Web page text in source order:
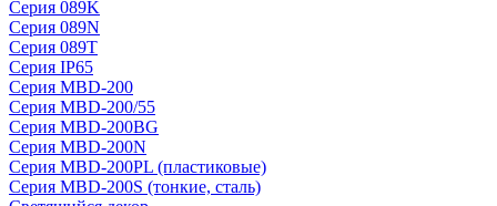
Серия 089K
Серия 089N
Серия 089T
Серия IP65
Серия MBD-200
Серия MBD-200/55
Серия MBD-200BG
Серия MBD-200N
Серия MBD-200PL (пластиковые)
Серия MBD-200S (тонкие, сталь)